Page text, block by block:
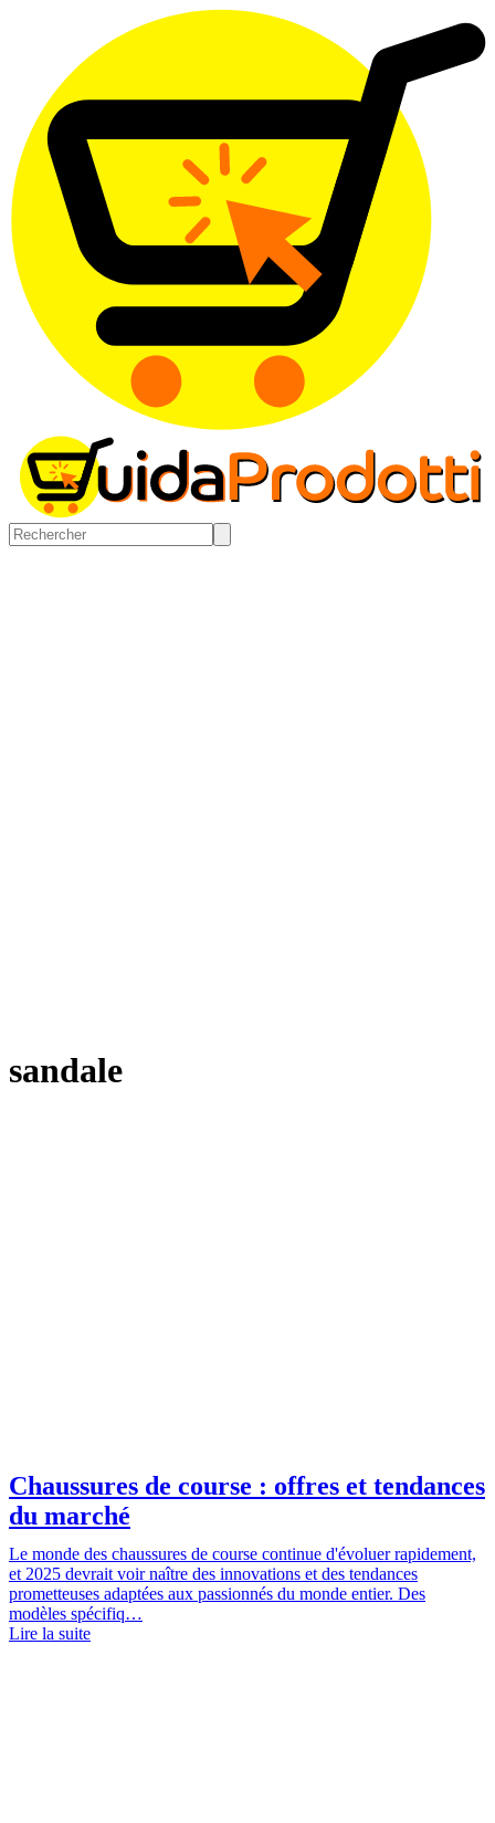
sandale
Chaussures de course : offres et tendances
du marché
Le monde des chaussures de course continue d'évoluer rapidement,
et 2025 devrait voir naître des innovations et des tendances
prometteuses adaptées aux passionnés du monde entier. Des
modèles spécifiq…
Lire la suite